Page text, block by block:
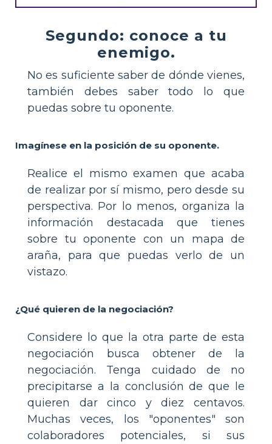
Segundo: conoce a tu
enemigo.
No es suficiente saber de dónde vienes,
también debes saber todo lo que
puedas sobre tu oponente.
Imagínese en la posición de su oponente.
Realice el mismo examen que acaba
de realizar por sí mismo, pero desde su
perspectiva. Por lo menos, organiza la
información destacada que tienes
sobre tu oponente con un mapa de
araña, para que puedas verlo de un
vistazo.
¿Qué quieren de la negociación?
Considere lo que la otra parte de esta
negociación busca obtener de la
negociación. Tenga cuidado de no
precipitarse a la conclusión de que le
quieren dar cinco y diez centavos.
Muchas veces, los "oponentes" son
colaboradores potenciales, si sus